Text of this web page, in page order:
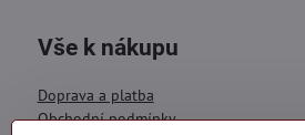
Vše k nákupu
Doprava a platba
Obchodní podmínky